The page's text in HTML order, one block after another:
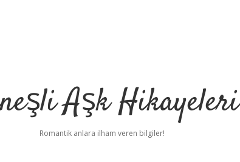
Aşk Hikayeleri
Romantik anlara ilham veren bilgiler!